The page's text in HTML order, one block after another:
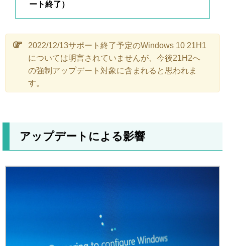
ート終了）
2022/12/13サポート終了予定のWindows 10 21H1
については明言されていませんが、今後21H2へ
の強制アップデート対象に含まれると思われま
す。
アップデートによる影響